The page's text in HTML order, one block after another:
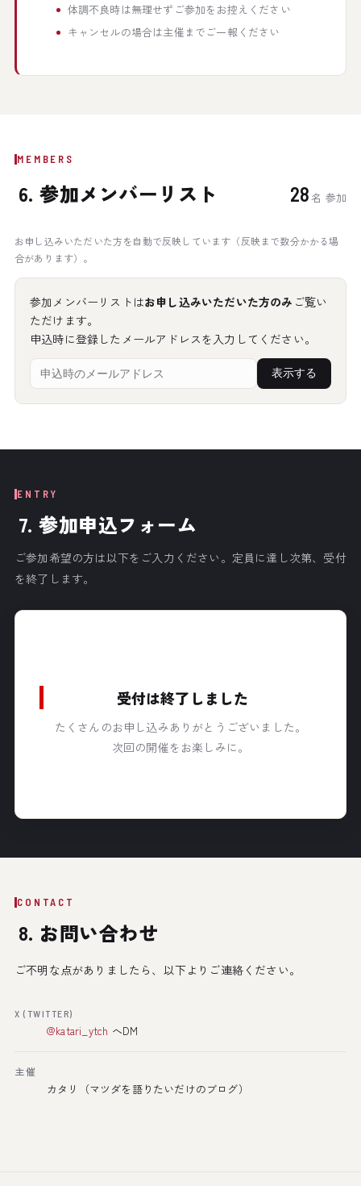
体調不良時は無理せずご参加をお控えください
キャンセルの場合は主催までご一報ください
MEMBERS
6. 参加メンバーリスト 28名 参加
お申し込みいただいた方を自動で反映しています（反映まで数分かかる場
合があります）。
参加メンバーリストはお申し込みいただいた方のみ ご覧い
ただけます。
申込時に登録したメールアドレスを入力してください。
表示する
ENTRY
7. 参加申込フォーム
ご参加希望の方は以下をご入力ください。定員に達し次第、受付
を終了します。
受付は終了しました
たくさんのお申し込みありがとうございました。
次回の開催をお楽しみに。
CONTACT
8. お問い合わせ
ご不明な点がありましたら、以下よりご連絡ください。
X (TWITTER)
@katari_ytch へDM
主催
カタリ（マツダを語りたいだけのブログ）